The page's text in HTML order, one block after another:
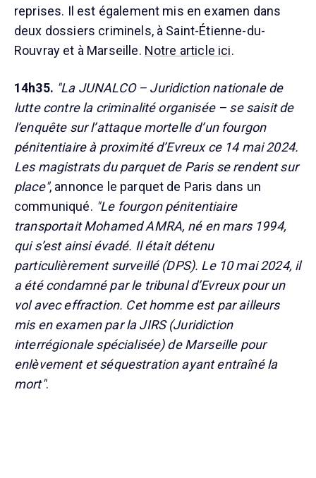
reprises. Il est également mis en examen dans
deux dossiers criminels, à Saint-Étienne-du-
Rouvray et à Marseille. Notre article ici.
14h35. "La JUNALCO – Juridiction nationale de
lutte contre la criminalité organisée – se saisit de
l’enquête sur l’attaque mortelle d’un fourgon
pénitentiaire à proximité d’Evreux ce 14 mai 2024.
Les magistrats du parquet de Paris se rendent sur
place", annonce le parquet de Paris dans un
communiqué. "Le fourgon pénitentiaire
transportait Mohamed AMRA, né en mars 1994,
qui s’est ainsi évadé. Il était détenu
particulièrement surveillé (DPS). Le 10 mai 2024, il
a été condamné par le tribunal d’Evreux pour un
vol avec effraction. Cet homme est par ailleurs
mis en examen par la JIRS (Juridiction
interrégionale spécialisée) de Marseille pour
enlèvement et séquestration ayant entraîné la
mort".